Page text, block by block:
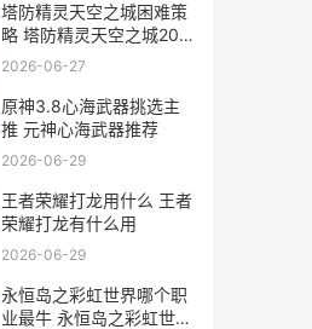
塔防精灵天空之城困难策
略 塔防精灵天空之城20
关攻略
2026-06-27
原神3.8心海武器挑选主
推 元神心海武器推荐
2026-06-29
王者荣耀打龙用什么 王者
荣耀打龙有什么用
2026-06-29
永恒岛之彩虹世界哪个职
业最牛 永恒岛之彩虹世界